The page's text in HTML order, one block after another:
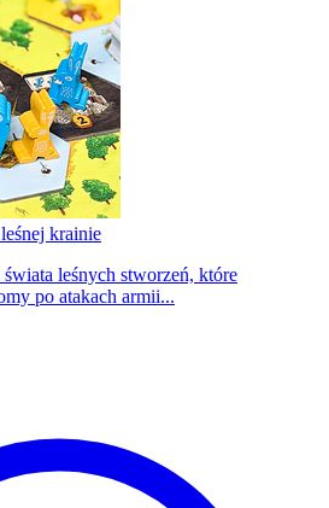
krainie
leśnych stworzeń, które
po atakach armii...